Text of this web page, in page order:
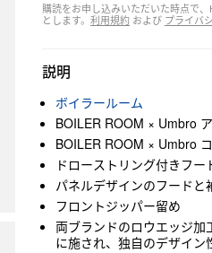
購読をお申し込みいただいた時点で
とします。 利用規約 および プライバ
説明
ボイラールーム
BOILER ROOM × Umbro
BOILER ROOM × Umbro
ドローストリング付きフー
パネルデザインのフードと
フロントジッパー留め
両ブランドのロウエッジ加
に施され、独自のデザイン